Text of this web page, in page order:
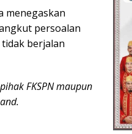
menegaskan
persoalan
berjalan
FKSPN maupun